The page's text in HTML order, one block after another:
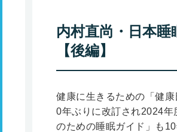
内村直尚・日本
【後編】
健康に生きるための「健
0年ぶりに改訂され2024
のための睡眠ガイド」も